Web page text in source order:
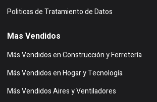
Politicas de Tratamiento de Datos
Mas Vendidos
Más Vendidos en Construcción y Ferretería
Más Vendidos en Hogar y Tecnología
Más Vendidos Aires y Ventiladores